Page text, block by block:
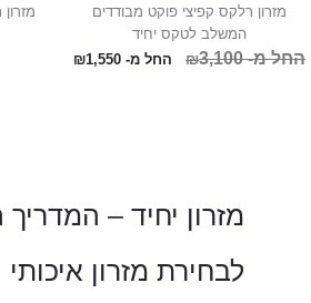
מזרון רלקס קפיצי פוקט מבודדים
המשלב לטקס יחיד
החל מ- ₪3,100 החל מ- ₪1,550
מזרון יחיד –
לבחירת מזרון איכותי